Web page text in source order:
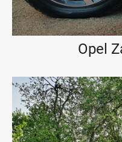
Opel